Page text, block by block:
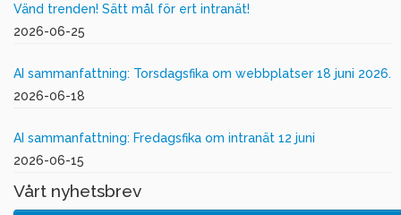
Vänd trenden! Sätt mål för ert intranät!
2026-06-25
AI sammanfattning: Torsdagsfika om webbplatser 18 juni 2026.
2026-06-18
AI sammanfattning: Fredagsfika om intranät 12 juni
2026-06-15
Vårt nyhetsbrev